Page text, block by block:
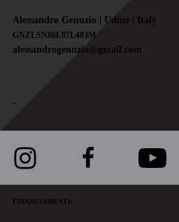
Alessandro Genuzio | Udine | Italy
GNZLSN86L07L483M
alessandrogenuzio@gmail.com
-
FINANZIAMENTI: